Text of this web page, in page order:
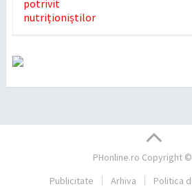
PHonline.ro Copyright ©
Publicitate
Arhiva Politica